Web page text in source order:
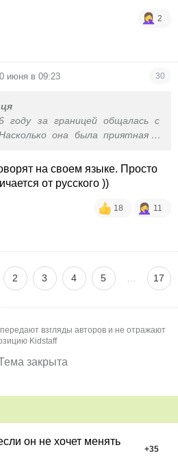
2
июня в 09:23 30
году за границей общалась с
она была приятная и
она кстати сказала, какие мы
свой язык, а вот они даже
добрая и позитивная.
на своем языке. Просто
от русского ))
18 11
2 3 4 5 17
взгляды авторов и не отражают
Kidstaff
закрыта
он не хочет менять
+35